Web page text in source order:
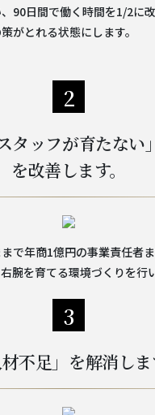
90日間で働く時間を1/2に改
がとれる状態にします。
2
タッフが育たない」
を改善します。
で年商1億円の事業責任者
腕を育てる環境づくりを行
3
材不足」を解消し